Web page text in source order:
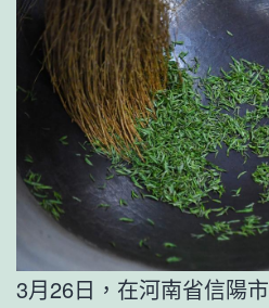
3月26日，在河南省信陽